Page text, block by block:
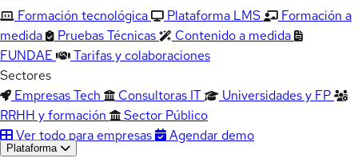
Formación tecnológica
Plataforma LMS
Formación a
medida
Pruebas Técnicas
Contenido a medida
FUNDAE
Tarifas y colaboraciones
Sectores
Empresas Tech
Consultoras IT
Universidades y FP
RRHH y formación
Sector Público
Ver todo para empresas
Agendar demo
Plataforma